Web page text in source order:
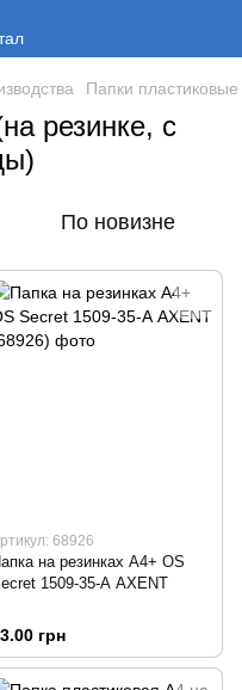
Папки
резинке, с
По новизне
68926
на резинках А4+ OS
1509-35-А AXENT
грн